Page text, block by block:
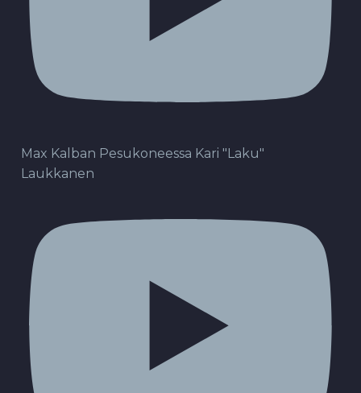
Max Kalban Pesukoneessa Kari "Laku"
Laukkanen